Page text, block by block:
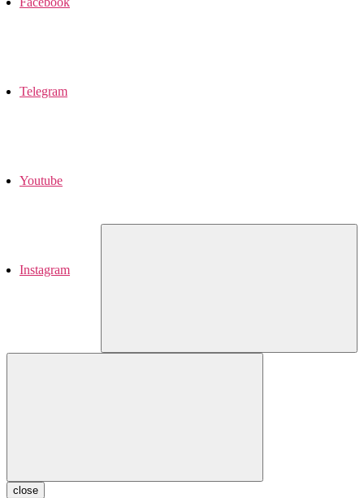
Telegram
Youtube
Instagram
close